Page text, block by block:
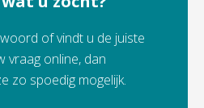
of vindt u de juiste
vraag online, dan
zo spoedig mogelijk.